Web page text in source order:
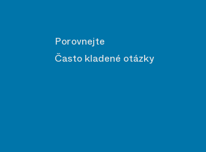
Porovnejte
Často kladené otázky